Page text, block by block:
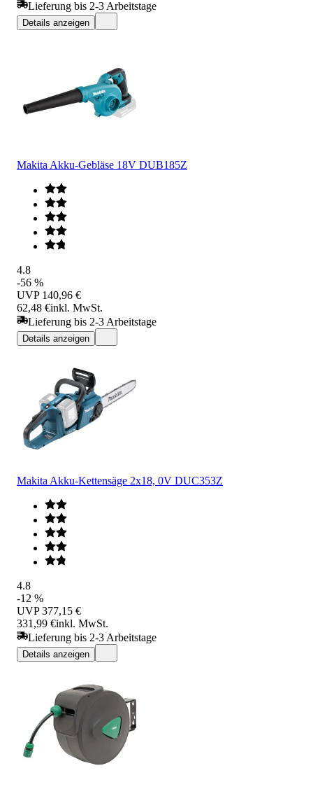
Lieferung bis 2-3 Arbeitstage
Details anzeigen
Makita Akku-Gebläse 18V DUB185Z
4.8
-56 %
UVP 140,96 €
62,48 €inkl. MwSt.
Lieferung bis 2-3 Arbeitstage
Details anzeigen
Makita Akku-Kettensäge 2x18, 0V DUC353Z
4.8
-12 %
UVP 377,15 €
331,99 €inkl. MwSt.
Lieferung bis 2-3 Arbeitstage
Details anzeigen